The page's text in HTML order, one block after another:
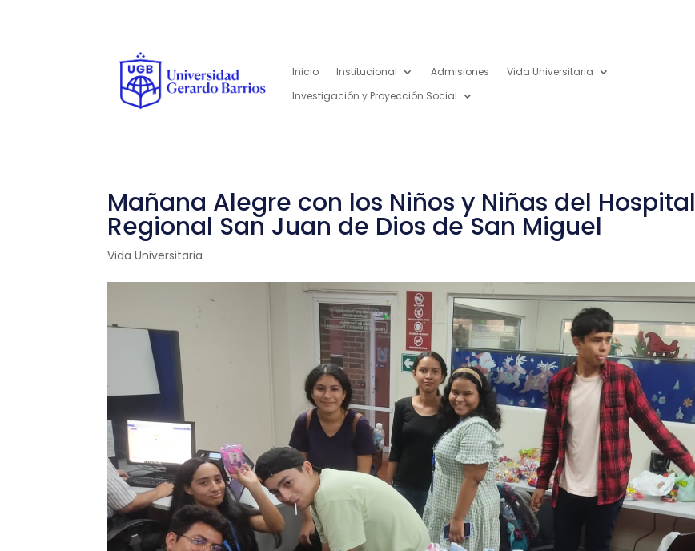
Inicio Institucional Admisiones
Vida Universitaria
Investigación y Proyección Social
Mañana Alegre con los Niños y Niñas del Hospital
Regional San Juan de Dios de San Miguel
Vida Universitaria